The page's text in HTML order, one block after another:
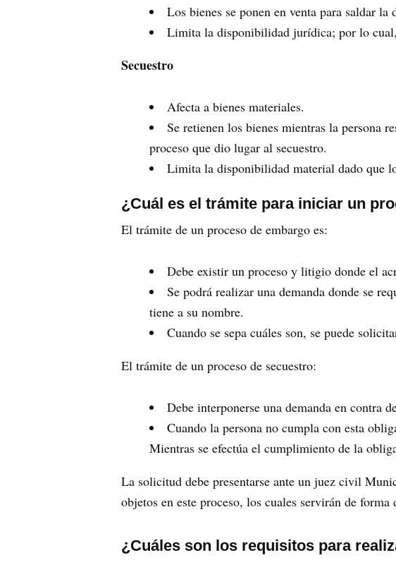
Los bienes se ponen en venta para saldar
Limita la disponibilidad jurídica; por lo
Secuestro
Afecta a bienes materiales.
Se retienen los bienes mientras la persona
proceso que dio lugar al secuestro.
Limita la disponibilidad material dado que
¿Cuál es el trámite para iniciar un
El trámite de un proceso de embargo es:
Debe existir un proceso y litigio donde el
Se podrá realizar una demanda donde se
tiene a su nombre.
Cuando se sepa cuáles son, se puede
El trámite de un proceso de secuestro:
Debe interponerse una demanda en contra
Cuando la persona no cumpla con esta
Mientras se efectúa el cumplimiento de la
La solicitud debe presentarse ante un juez civil
objetos en este proceso, los cuales servirán de forma
¿Cuáles son los requisitos para